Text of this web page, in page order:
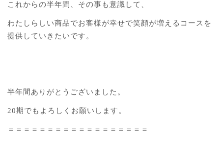
これからの半年間、その事も意識して、
わたしらしい商品でお客様が幸せで笑顔が増えるコースを
提供していきたいです。
半年間ありがとうございました。
20期でもよろしくお願いします。
＝＝＝＝＝＝＝＝＝＝＝＝＝＝＝＝＝＝